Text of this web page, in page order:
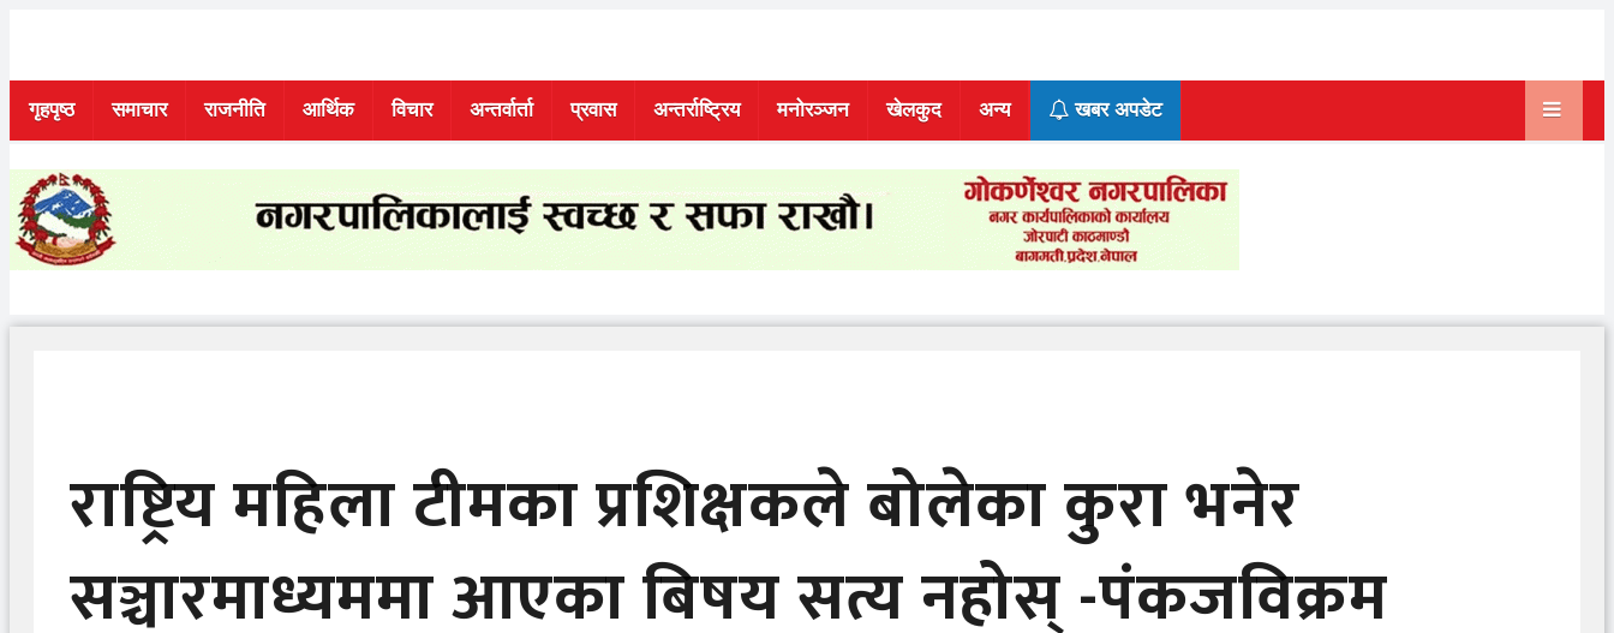
content
गृहपृष्ठ समाचार राजनीति आर्थिक विचार अन्तर्वार्ता प्रवास अन्तर्राष्ट्रिय मनोरञ्जन खेलकुद अन्य खबर अपडेट
राष्ट्रिय महिला टीमका प्रशिक्षकले बोलेका कुरा भनेर
सञ्चारमाध्यममा आएका बिषय सत्य नहोस् -पंकजविक्रम